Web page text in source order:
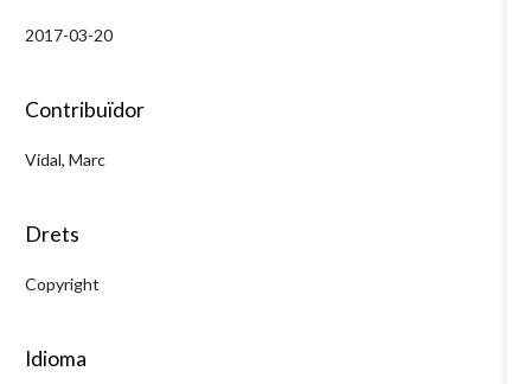
2017-03-20
Contribuïdor
Vidal, Marc
Drets
Copyright
Idioma